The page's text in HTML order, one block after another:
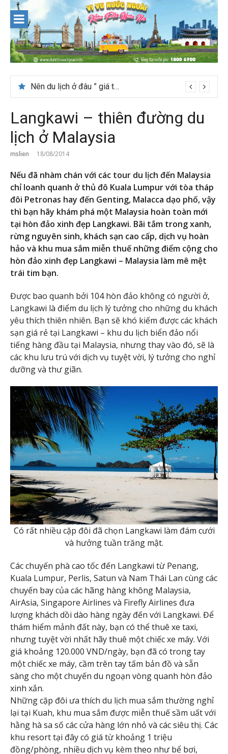
content
Nên du lịch ở đâu ” giá tốt” dịp lễ quốc khánh 2/9
Langkawi – thiên đường du
lịch ở Malaysia
mslien 18/08/2014
Nếu đã nhàm chán với các tour du lịch đến Malaysia
chỉ loanh quanh ở thủ đô Kuala Lumpur với tòa tháp
đôi Petronas hay đến Genting, Malacca dạo phố, vậy
thì bạn hãy khám phá một Malaysia hoàn toàn mới
tại hòn đảo xinh đẹp Langkawi. Bãi tắm trong xanh,
rừng nguyên sinh, khách sạn cao cấp, dịch vụ hoàn
hảo và khu mua sắm miễn thuế những điểm cộng cho
hòn đảo xinh đẹp Langkawi – Malaysia làm mê mệt
trái tim bạn.
Được bao quanh bởi 104 hòn đảo không có người ở,
Langkawi là điểm du lịch lý tưởng cho những du khách
yêu thích thiên nhiên. Bạn sẽ khó kiếm được các khách
sạn giá rẻ tại Langkawi – khu du lịch biển đảo nổi
tiếng hàng đầu tại Malaysia, nhưng thay vào đó, sẽ là
các khu lưu trú với dịch vụ tuyệt vời, lý tưởng cho nghỉ
dưỡng và thư giãn.
Có rất nhiều cặp đôi đã chọn Langkawi làm đám cưới
và hưởng tuần trăng mật.
Các chuyến phà cao tốc đến Langkawi từ Penang,
Kuala Lumpur, Perlis, Satun và Nam Thái Lan cùng các
chuyến bay của các hãng hàng không Malaysia,
AirAsia, Singapore Airlines và Firefly Airlines đưa
lượng khách dồi dào hàng ngày đến với Langkawi. Để
thám hiểm mảnh đất này, bạn có thể thuê xe taxi,
nhưng tuyệt vời nhất hãy thuê một chiếc xe máy. Với
giá khoảng 120.000 VND/ngày, bạn đã có trong tay
một chiếc xe máy, cầm trên tay tấm bản đồ và sẵn
sàng cho một chuyến du ngoạn vòng quanh hòn đảo
xinh xắn.
Những cặp đôi ưa thích du lịch mua sắm thường nghỉ
lại tại Kuah, khu mua sắm được miễn thuế sầm uất với
hằng hà sa số các cửa hàng lớn nhỏ và các siêu thị. Các
khu resort tại đây có giá từ khoảng 1 triệu
đồng/phòng, nhiều dịch vụ kèm theo như bể bơi,